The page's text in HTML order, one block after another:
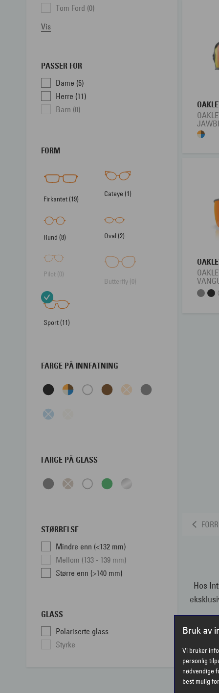
Tom Ford (0)
Vis
PASSER FOR
Dame (5)
Herre (11)
Barn (0)
FORM
Firkantet (19)
Cateye (1)
Rund (8) Oval (2)
Pilot (0)
Butterfly (0)
Sport (11)
FARGE PÅ INNFATNING
FARGE PÅ GLASS
STØRRELSE
Mindre enn (<132 mm)
Mellom (133 - 139 mm)
Større enn (>140 mm)
GLASS
Polariserte glass
Styrke
Hos
Årets
Bruk av
Vi bruker
personlig
nødvendige
best mulig